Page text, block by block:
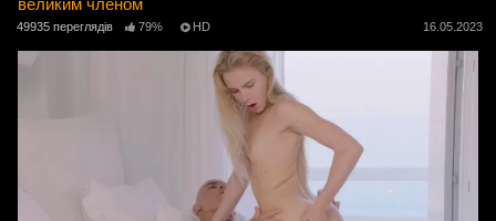
великим членом
49935 переглядів 79% HD 16.05.2023